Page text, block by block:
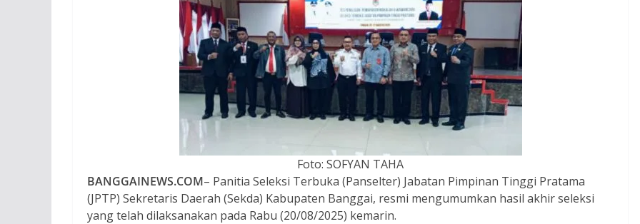
Foto: SOFYAN TAHA
BANGGAINEWS.COM– Panitia Seleksi Terbuka (Panselter) Jabatan Pimpinan Tinggi Pratama
(JPTP) Sekretaris Daerah (Sekda) Kabupaten Banggai, resmi mengumumkan hasil akhir seleksi
yang telah dilaksanakan pada Rabu (20/08/2025) kemarin.